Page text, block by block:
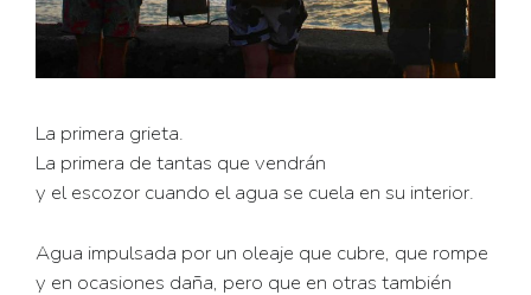
La primera grieta.
La primera de tantas que vendrán
y el escozor cuando el agua se cuela en su interior.
Agua impulsada por un oleaje que cubre, que rompe
y en ocasiones daña, pero que en otras también